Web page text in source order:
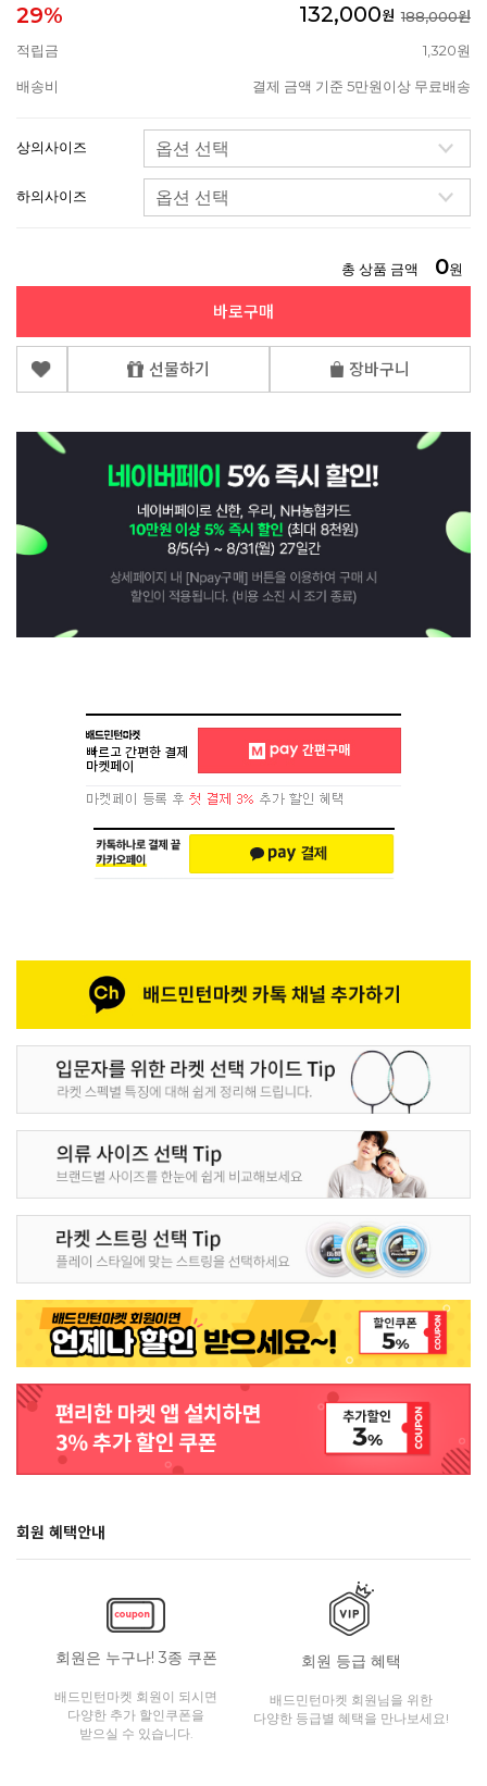
29% 132,000원 188,000원
적립금
1,320원
배송비 결제 금액 기준 5만원이상 무료배송
상의사이즈
하의사이즈
총 상품 금액 0원
바로구매
선물하기 장바구니
회원 혜택안내
회원은 누구나! 3종 쿠폰
배드민턴마켓 회원이 되시면
다양한 추가 할인쿠폰을
받으실 수 있습니다.
회원 등급 혜택
배드민턴마켓 회원님을 위한
다양한 등급별 혜택을 만나보세요!